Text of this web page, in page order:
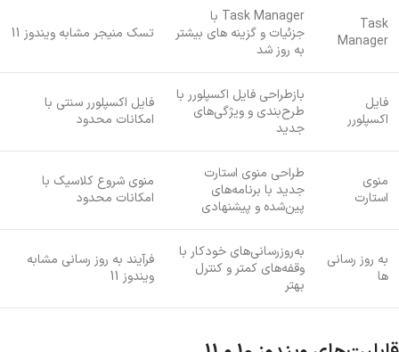
Task
Manager
Task Manager با
جزئیات و گزینه های بیشتر
به روز شد
تسک منیجر مشابه ویندوز 11
فایل
اکسپلورر
بازطراحی فایل اکسپلورر با
طرح‌بندی و ویژگی‌های
جدید
فایل اکسپلورر سنتی با
امکانات محدود
منوی
استارت
طراحی منوی استارت
جدید با برنامه‌های
پین‌شده و پیشنهادی
منوی شروع کلاسیک با
امکانات محدود
به روز رسانی
ها
به‌روزرسانی‌های خودکار با
وقفه‌های کمتر و کنترل
بهتر
فرآیند به روز رسانی مشابه
ویندوز 11